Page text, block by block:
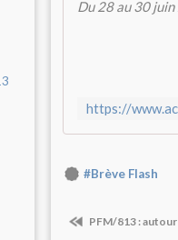
Du 28 au 30
#Brève Flash
PFM/813 :